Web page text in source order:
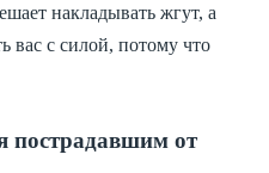
накладывать жгут, а
вас с силой, потому что
пострадавшим от